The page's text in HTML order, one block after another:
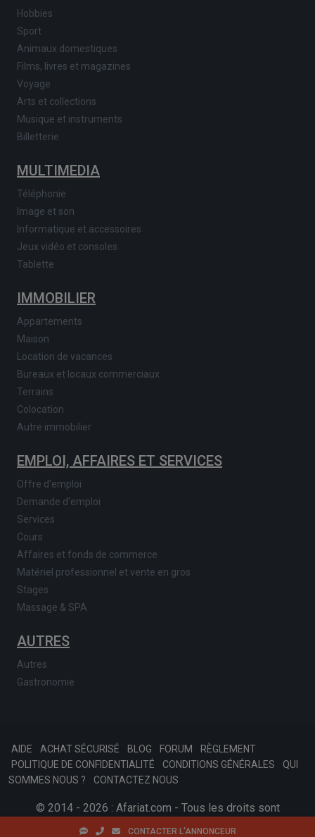
CONTACTER L'ANNONCEUR
Hobbies
Sport
Animaux domestiques
Films, livres et magazines
Voyage
Arts et collections
Musique et instruments
Billetterie
MULTIMEDIA
Téléphonie
Image et son
Informatique et accessoires
Jeux vidéo et consoles
Tablette
IMMOBILIER
Appartements
Maison
Location de vacances
Bureaux et locaux commerciaux
Terrains
Colocation
Autre immobilier
EMPLOI, AFFAIRES ET SERVICES
Offre d'emploi
Demande d'emploi
Services
Cours
Affaires et fonds de commerce
Matériel professionnel et vente en gros
Stages
Massage & SPA
AUTRES
Autres
Gastronomie
AIDE ACHAT SÉCURISÉ BLOG FORUM
RÈGLEMENT
POLITIQUE DE CONFIDENTIALITÉ
CONDITIONS GÉNÉRALES
QUI
SOMMES NOUS ?
CONTACTEZ NOUS
© 2014 - 2026 : Afariat.com - Tous les droits sont
réservés.SKONSOFTTinast.fr